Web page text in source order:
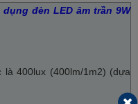
đèn LED âm trần 9W
400lux (400lm/1m2) (dựa